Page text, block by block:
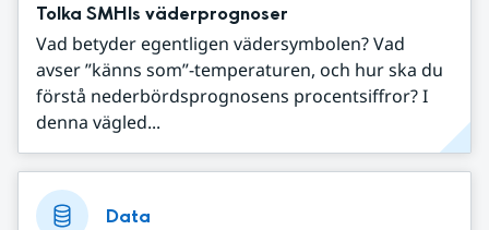
Tolka SMHIs väderprognoser
Vad betyder egentligen vädersymbolen? Vad
avser ”känns som”-temperaturen, och hur ska du
förstå nederbördsprognosens procentsiffror? I
denna vägled...
Data